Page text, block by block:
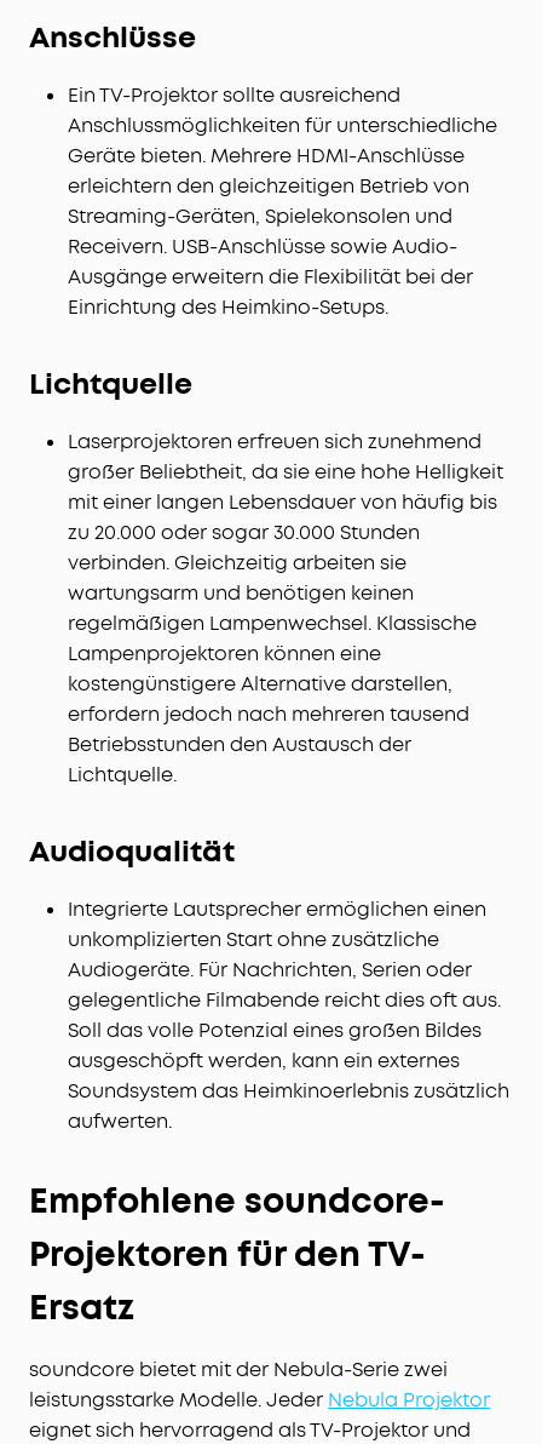
Anschlüsse
Ein TV-Projektor sollte ausreichend
Anschlussmöglichkeiten für unterschiedliche
Geräte bieten. Mehrere HDMI-Anschlüsse
erleichtern den gleichzeitigen Betrieb von
Streaming-Geräten, Spielekonsolen und
Receivern. USB-Anschlüsse sowie Audio-
Ausgänge erweitern die Flexibilität bei der
Einrichtung des Heimkino-Setups.
Lichtquelle
Laserprojektoren erfreuen sich zunehmend
großer Beliebtheit, da sie eine hohe Helligkeit
mit einer langen Lebensdauer von häufig bis
zu 20.000 oder sogar 30.000 Stunden
verbinden. Gleichzeitig arbeiten sie
wartungsarm und benötigen keinen
regelmäßigen Lampenwechsel. Klassische
Lampenprojektoren können eine
kostengünstigere Alternative darstellen,
erfordern jedoch nach mehreren tausend
Betriebsstunden den Austausch der
Lichtquelle.
Audioqualität
Integrierte Lautsprecher ermöglichen einen
unkomplizierten Start ohne zusätzliche
Audiogeräte. Für Nachrichten, Serien oder
gelegentliche Filmabende reicht dies oft aus.
Soll das volle Potenzial eines großen Bildes
ausgeschöpft werden, kann ein externes
Soundsystem das Heimkinoerlebnis zusätzlich
aufwerten.
Empfohlene soundcore-
Projektoren für den TV-
Ersatz
soundcore bietet mit der Nebula-Serie zwei
leistungsstarke Modelle. Jeder Nebula Projektor
eignet sich hervorragend als TV-Projektor und